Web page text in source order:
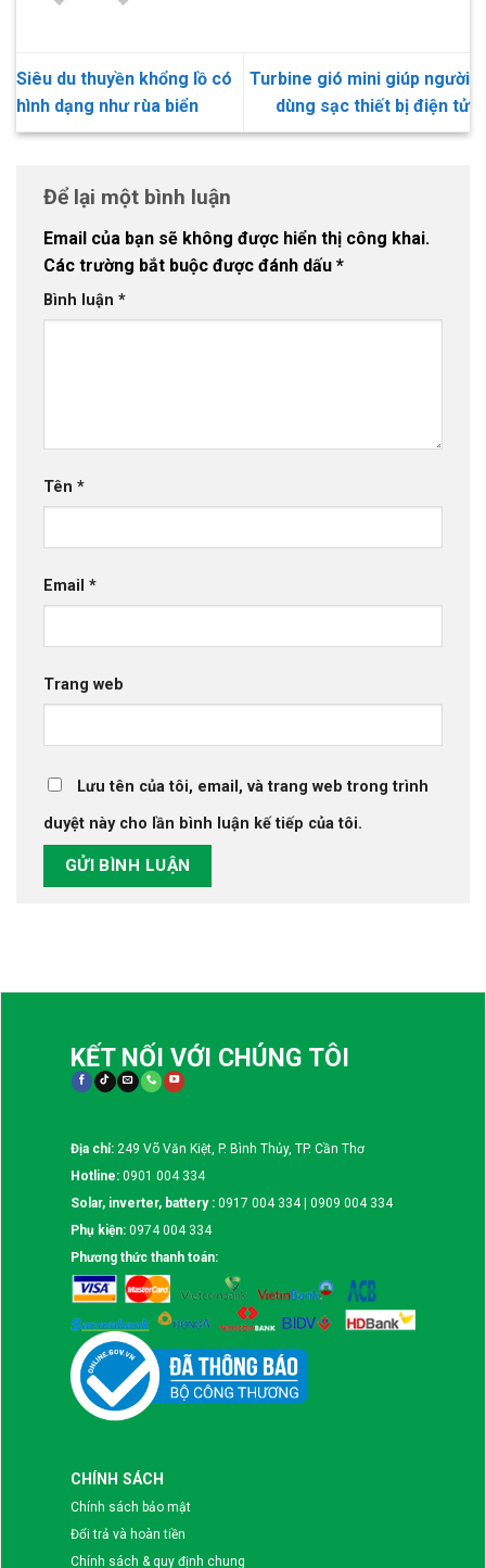
Siêu du thuyền khổng lồ có
hình dạng như rùa biển
Turbine gió mini giúp người
dùng sạc thiết bị điện tử
Để lại một bình luận
Email của bạn sẽ không được hiển thị công khai.
Các trường bắt buộc được đánh dấu *
Bình luận *
Tên *
Email *
Trang web
Lưu tên của tôi, email, và trang web trong trình
duyệt này cho lần bình luận kế tiếp của tôi.
KẾT NỐI VỚI CHÚNG TÔI
Địa chỉ: 249 Võ Văn Kiệt, P. Bình Thủy, TP. Cần Thơ
Hotline: 0901 004 334
Solar, inverter, battery : 0917 004 334 | 0909 004 334
Phụ kiện: 0974 004 334
Phương thức thanh toán:
CHÍNH SÁCH
Chính sách bảo mật
Đổi trả và hoàn tiền
Chính sách & quy định chung